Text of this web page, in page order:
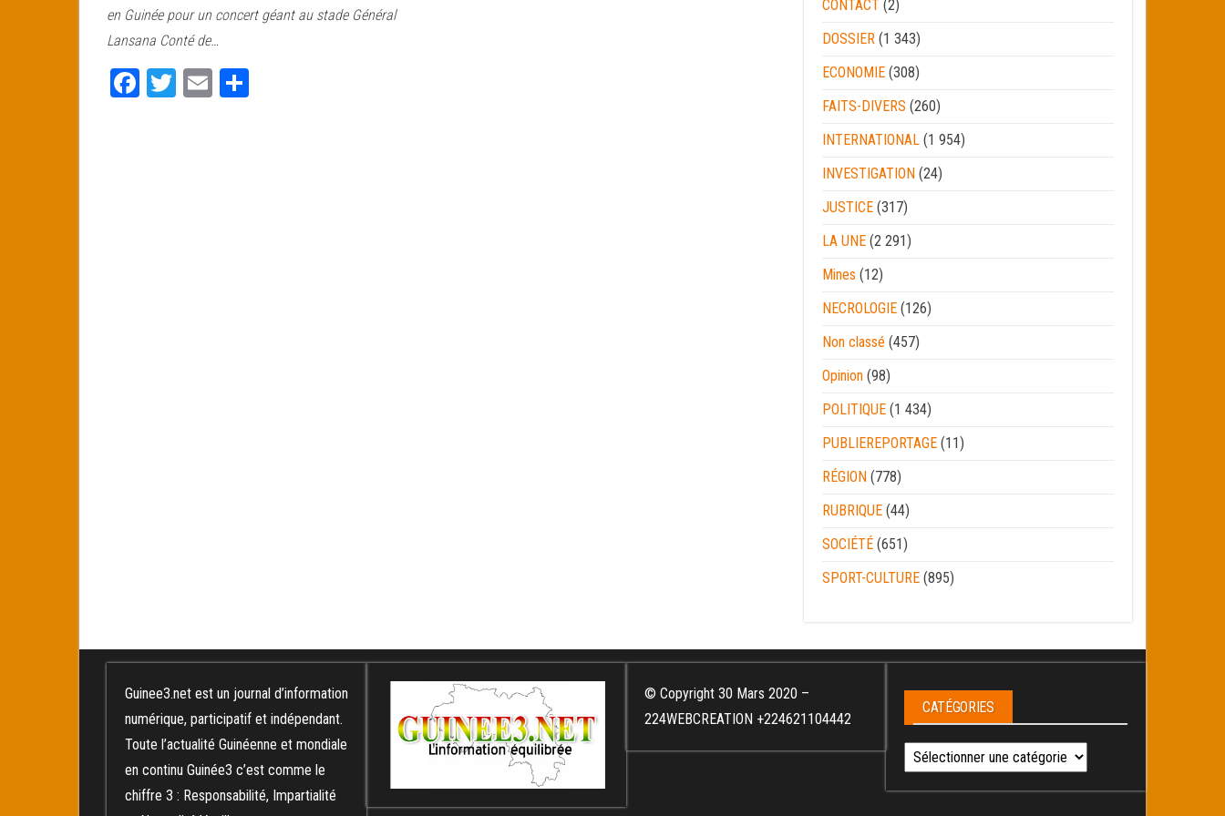
ok er
er
en Guinée pour un concert géant au stade Général
Lansana Conté de…
Fa T
E
CONTACT (2)
DOSSIER (1 343)
ECONOMIE (308)
FAITS-DIVERS (260)
INTERNATIONAL (1 954)
INVESTIGATION (24)
JUSTICE (317)
LA UNE (2 291)
Mines (12)
NECROLOGIE (126)
Non classé (457)
Opinion (98)
POLITIQUE (1 434)
PUBLIEREPORTAGE (11)
RÉGION (778)
RUBRIQUE (44)
SOCIÉTÉ (651)
SPORT-CULTURE (895)
Guinee3.net est un journal d’information
numérique, participatif et indépendant.
Toute l’actualité Guinéenne et mondiale
en continu Guinée3 c’est comme le
chiffre 3 : Responsabilité, Impartialité
© Copyright 30 Mars 2020 –
224WEBCREATION +224621104442
CATÉGORIES
Catégories